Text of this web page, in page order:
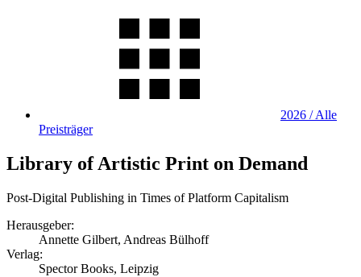
2026 / Alle
Preisträger
Library of Artistic Print on Demand
Post-Digital Publishing in Times of Platform Capitalism
Herausgeber:
Annette Gilbert, Andreas Bülhoff
Verlag:
Spector Books, Leipzig